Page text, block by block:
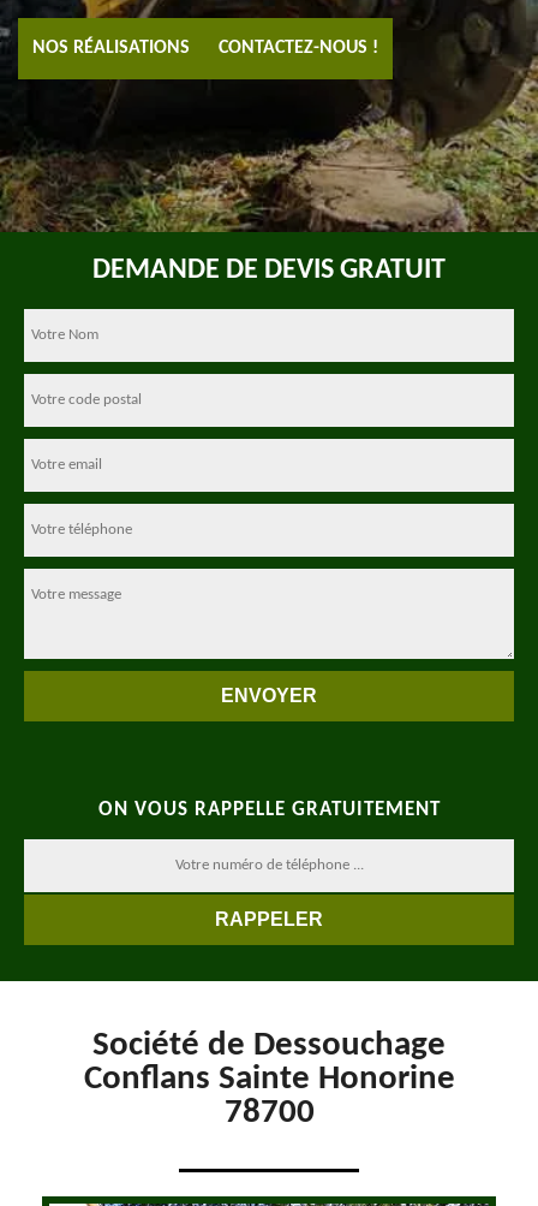
NOS RÉALISATIONS CONTACTEZ-NOUS !
DEMANDE DE DEVIS GRATUIT
ON VOUS RAPPELLE GRATUITEMENT
Société de Dessouchage
Conflans Sainte Honorine
78700